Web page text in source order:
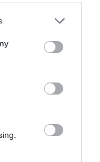
or more Google
You may click to
party tags to
in below Google
a
tartalom